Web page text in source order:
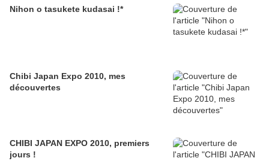
Nihon o tasukete kudasai !*
Chibi Japan Expo 2010, mes
découvertes
CHIBI JAPAN EXPO 2010, premiers
jours !